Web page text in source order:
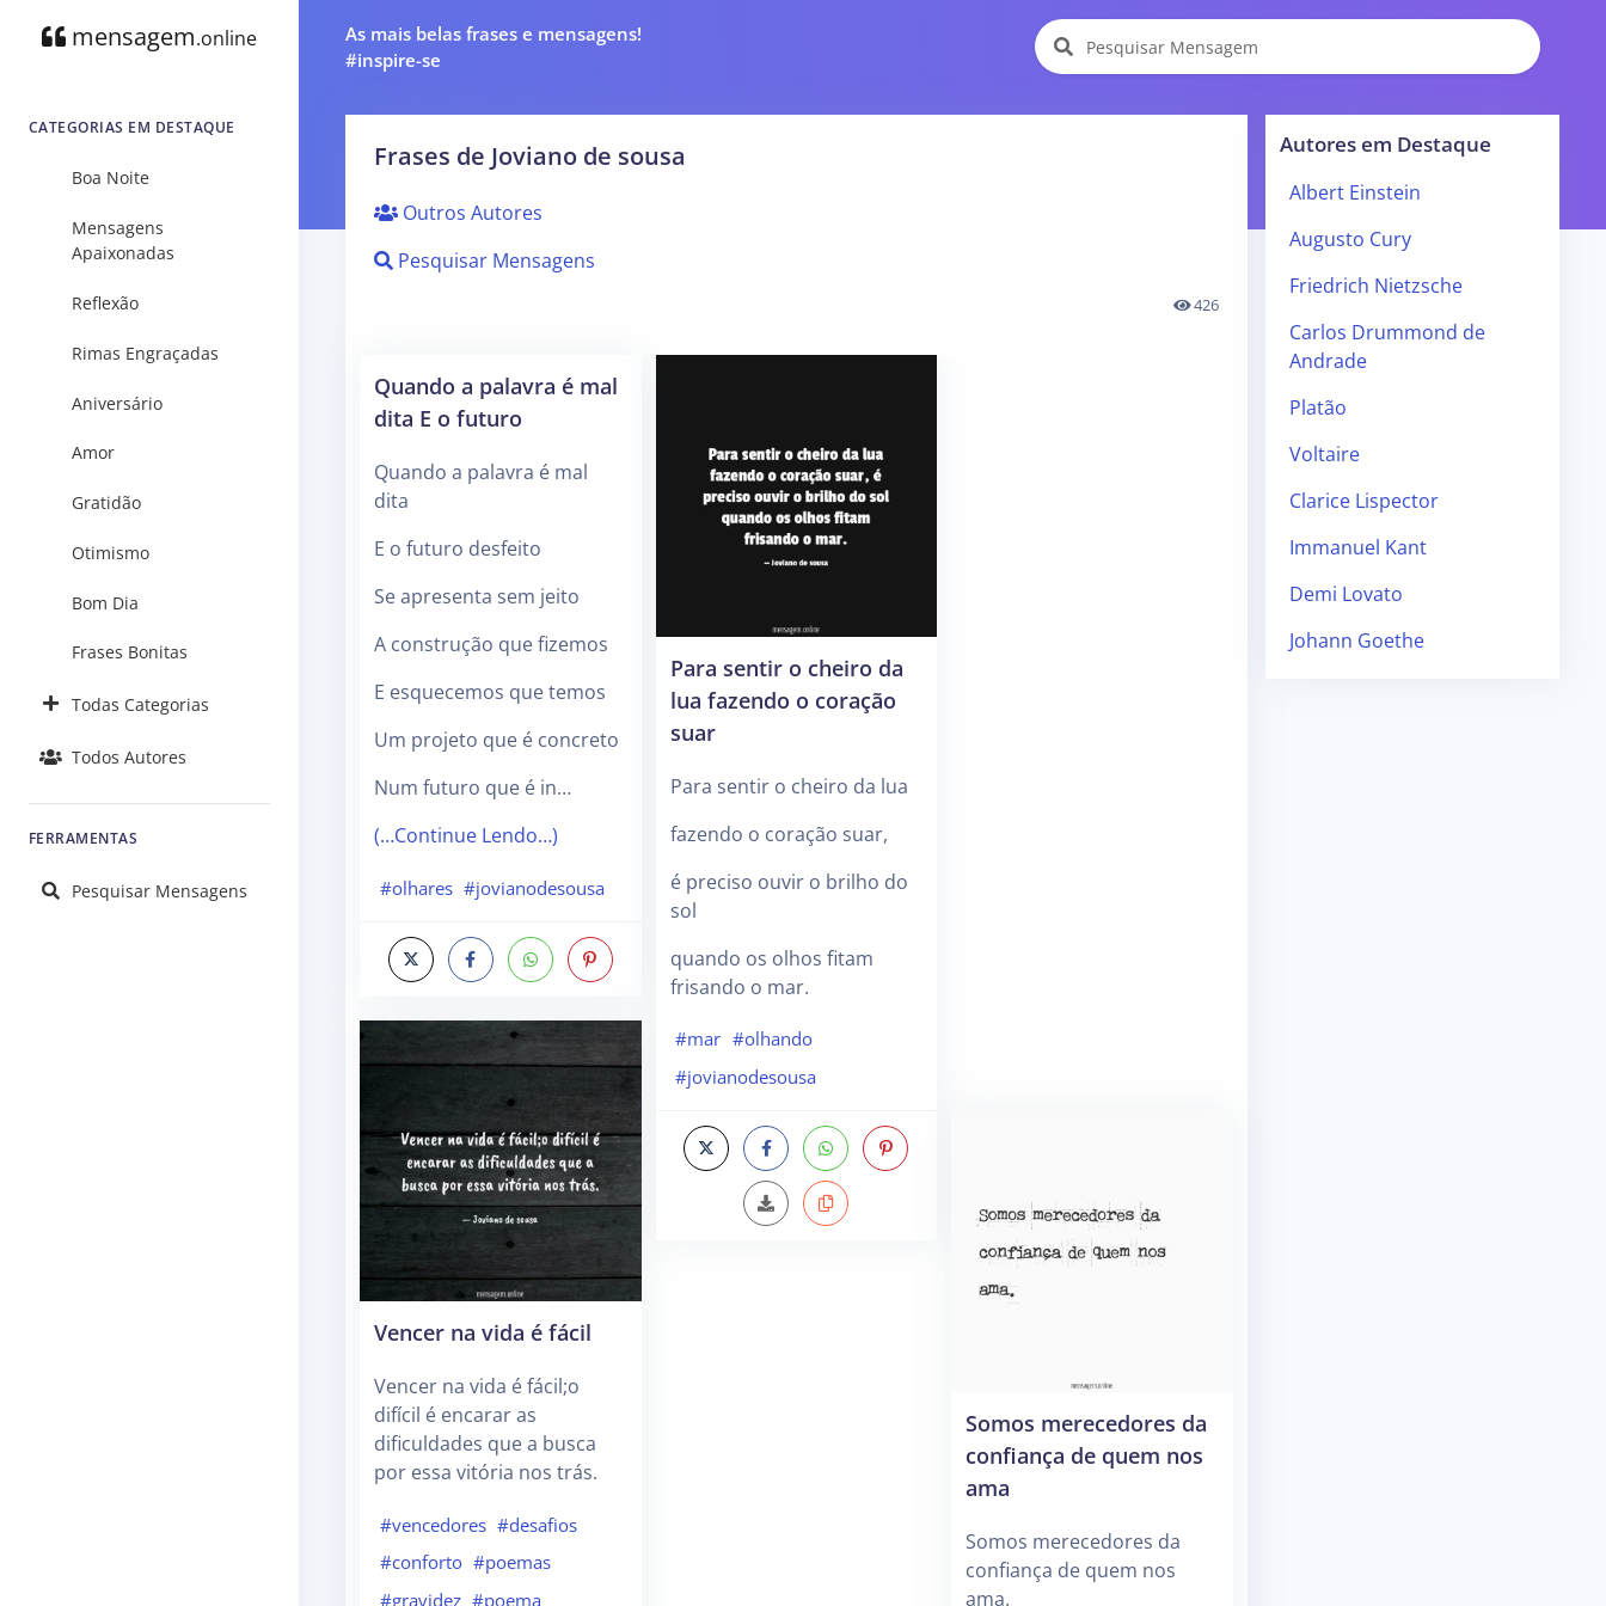
mensagem.online
CATEGORIAS EM DESTAQUE
Boa Noite
Mensagens
Apaixonadas
Reflexão
Rimas Engraçadas
Aniversário
Amor
Gratidão
Otimismo
Bom Dia
Frases Bonitas
Todas Categorias
Todos Autores
FERRAMENTAS
Pesquisar Mensagens
As mais belas frases e mensagens!
#inspire-se
Frases de Joviano de sousa
Outros Autores
Pesquisar Mensagens
426
Quando a palavra é mal
dita E o futuro
Quando a palavra é mal
dita
E o futuro desfeito
Se apresenta sem jeito
A construção que fizemos
E esquecemos que temos
Um projeto que é concreto
Num futuro que é in…
(…Continue Lendo…)
#olhares #jovianodesousa
Vencer na vida é fácil
Vencer na vida é fácil;o
difícil é encarar as
dificuldades que a busca
por essa vitória nos trás.
#vencedores #desafios
#conforto #poemas
#gravidez #poema
Para sentir o cheiro da
lua fazendo o coração
suar
Para sentir o cheiro da lua
fazendo o coração suar,
é preciso ouvir o brilho do
sol
quando os olhos fitam
frisando o mar.
#mar #olhando
#jovianodesousa
Somos merecedores da
confiança de quem nos
ama
Somos merecedores da
confiança de quem nos
ama.
Autores em Destaque
Albert Einstein
Augusto Cury
Friedrich Nietzsche
Carlos Drummond de
Andrade
Platão
Voltaire
Clarice Lispector
Immanuel Kant
Demi Lovato
Johann Goethe